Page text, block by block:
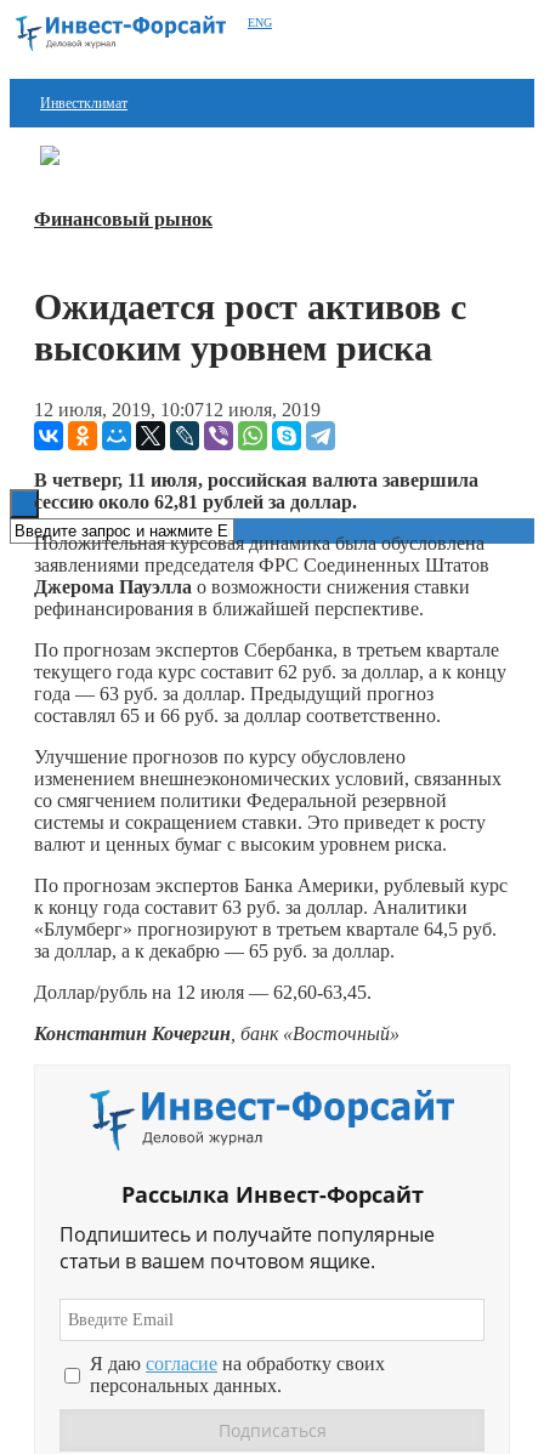
ENG
Инвестклимат
Финансы
Стартапы
Технологии
Книги
Финансовый рынок
Ожидается рост активов с
высоким уровнем риска
12 июля, 2019, 10:0712 июля, 2019
В четверг, 11 июля, российская валюта завершила
сессию около 62,81 рублей за доллар.
Положительная курсовая динамика была обусловлена
заявлениями председателя ФРС Соединенных Штатов
Джерома Пауэлла о возможности снижения ставки
рефинансирования в ближайшей перспективе.
По прогнозам экспертов Сбербанка, в третьем квартале
текущего года курс составит 62 руб. за доллар, а к концу
года — 63 руб. за доллар. Предыдущий прогноз
составлял 65 и 66 руб. за доллар соответственно.
Улучшение прогнозов по курсу обусловлено
изменением внешнеэкономических условий, связанных
со смягчением политики Федеральной резервной
системы и сокращением ставки. Это приведет к росту
валют и ценных бумаг с высоким уровнем риска.
По прогнозам экспертов Банка Америки, рублевый курс
к концу года составит 63 руб. за доллар. Аналитики
«Блумберг» прогнозируют в третьем квартале 64,5 руб.
за доллар, а к декабрю — 65 руб. за доллар.
Доллар/рубль на 12 июля — 62,60-63,45.
Константин Кочергин , банк «Восточный»
Рассылка Инвест-Форсайт
Подпишитесь и получайте популярные
статьи в вашем почтовом ящике.
Я даю согласие на обработку своих
персональных данных.